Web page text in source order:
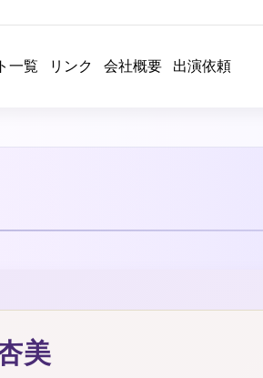
一覧 リンク 会社概要 出演依頼
美